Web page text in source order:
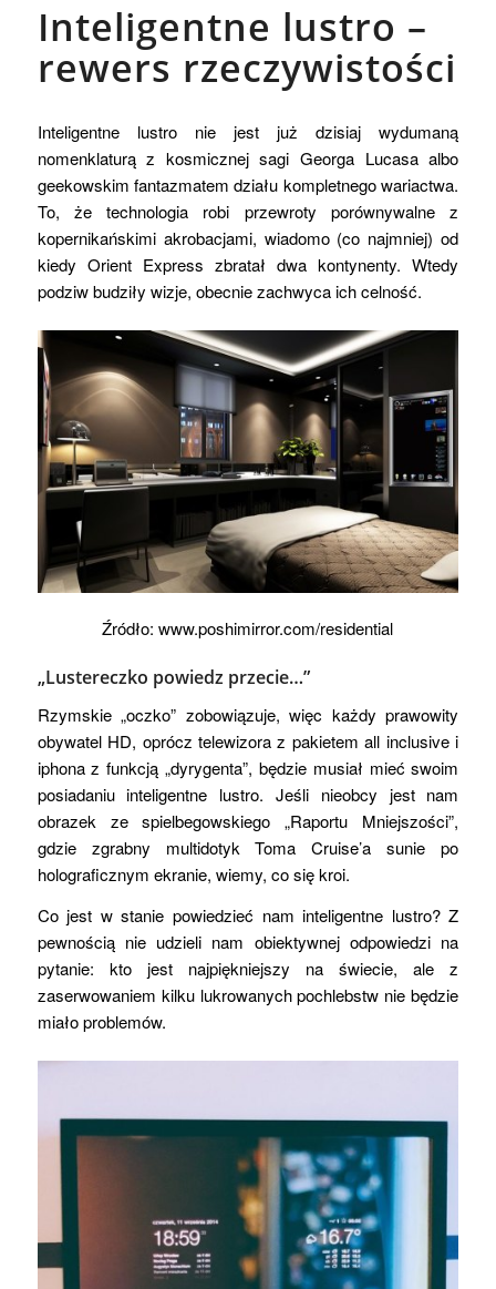
Inteligentne lustro –
rewers rzeczywistości
Inteligentne lustro nie jest już dzisiaj wydumaną
nomenklaturą z kosmicznej sagi Georga Lucasa albo
geekowskim fantazmatem działu kompletnego wariactwa.
To, że technologia robi przewroty porównywalne z
kopernikańskimi akrobacjami, wiadomo (co najmniej) od
kiedy Orient Express zbratał dwa kontynenty. Wtedy
podziw budziły wizje, obecnie zachwyca ich celność.
Źródło: www.poshimirror.com/residential
„Lustereczko powiedz przecie…”
Rzymskie „oczko” zobowiązuje, więc każdy prawowity
obywatel HD, oprócz telewizora z pakietem all inclusive i
iphona z funkcją „dyrygenta”, będzie musiał mieć swoim
posiadaniu inteligentne lustro. Jeśli nieobcy jest nam
obrazek ze spielbegowskiego „Raportu Mniejszości”,
gdzie zgrabny multidotyk Toma Cruise’a sunie po
holograficznym ekranie, wiemy, co się kroi.
Co jest w stanie powiedzieć nam inteligentne lustro? Z
pewnością nie udzieli nam obiektywnej odpowiedzi na
pytanie: kto jest najpiękniejszy na świecie, ale z
zaserwowaniem kilku lukrowanych pochlebstw nie będzie
miało problemów.